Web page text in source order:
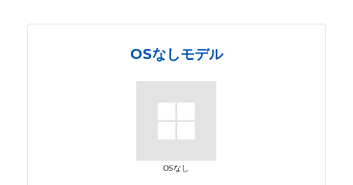
OSなしモデル
OSなし